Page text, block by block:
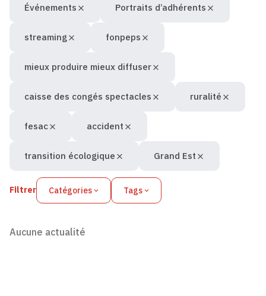
Filtrer Catégories Tags
Événements Portraits d’adhérents
streaming fonpeps
mieux produire mieux diffuser
caisse des congés spectacles ruralité
fesac accident
transition écologique Grand Est
Aucune actualité